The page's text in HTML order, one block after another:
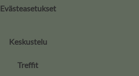
Evästeasetukset
Keskustelu
Treffit